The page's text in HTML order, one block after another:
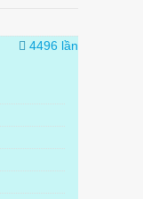
4496 lần